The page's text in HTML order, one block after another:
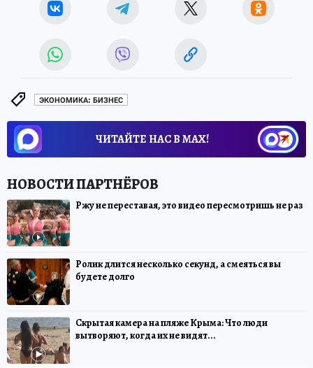
ЭКОНОМИКА: БИЗНЕС
ЧИТАЙТЕ НАС В МАХ!
Ржу не переставая, это видео пересмотришь не раз
Ролик длится несколько секунд, а смеяться вы
будете долго
Скрытая камера на пляже Крыма: Что люди
вытворяют, когда их не видят...